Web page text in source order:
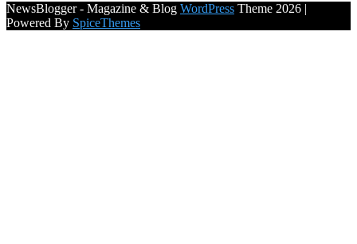
NewsBlogger - Magazine & Blog WordPress Theme 2026 |
Powered By SpiceThemes